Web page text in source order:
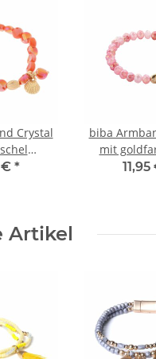
Crystal
Koralle
€ *
biba
mit
Anhänger
Artikel